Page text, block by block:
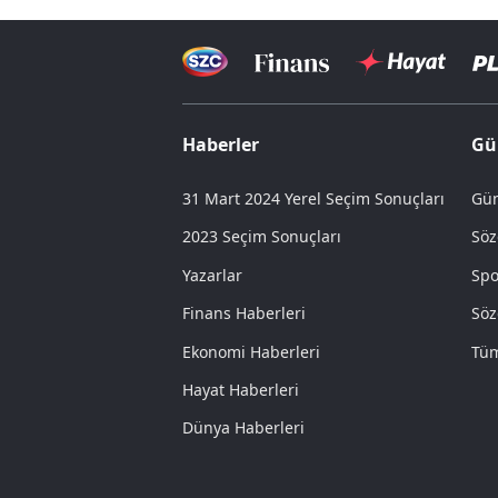
Haberler
31 Mart 2024 Yerel Seçim Sonuçları
2023 Seçim Sonuçları
Yazarlar
Finans Haberleri
Ekonomi Haberleri
Hayat Haberleri
Dünya Haberleri